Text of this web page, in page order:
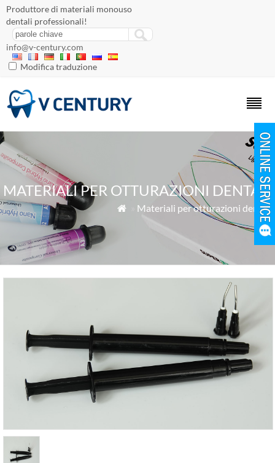
Produttore di materiali monouso
dentali professionali!
info@v-century.com
Modifica traduzione
MATERIALI PER OTTURAZIONI DENTALI
 Materiali per otturazioni dentali